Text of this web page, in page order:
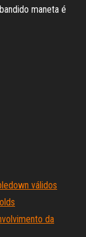
maneta é
válidos
da